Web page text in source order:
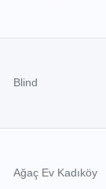
Blind
Ağaç Ev Kadıköy